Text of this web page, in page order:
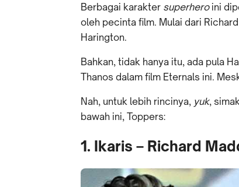
Berbagai karakter superheroini
oleh pecinta film. Mulai dari
Harington.
Bahkan, tidak hanya itu, ada pula
Thanos dalam film Eternals ini.
Nah, untuk lebih rincinya, yuk,
bawah ini, Toppers:
1. Ikaris – Richard